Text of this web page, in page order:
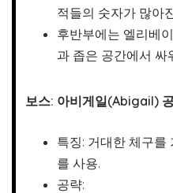
적들의 숫자가 많아
후반부에는 엘리베
과 좁은 공간에서 싸
보스: 아비게일(Abigail)
특징: 거대한 체구를
를 사용.
공략: